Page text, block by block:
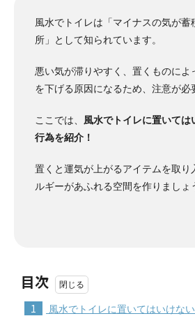
風水でトイレは「マイナスの気が蓄
所」として知られています。
悪い気が滞りやすく、置くものによ
を下げる原因になるため、注意が必
ここでは、 風水でトイレに置いては
行為を紹介！
置くと運気が上がるアイテムを取り
ルギーがあふれる空間を作りましょ
目次
1 風水でトイレに置いてはいけな